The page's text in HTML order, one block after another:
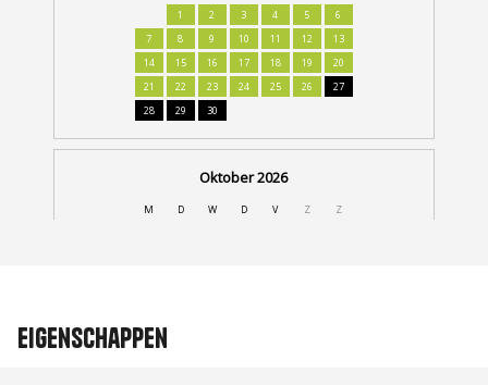
Eigenschappen